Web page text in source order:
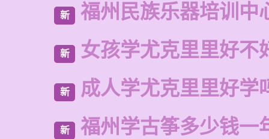
新 福州民族乐器培训中
新 女孩学尤克里里好不
新 成人学尤克里里好学
新 福州学古筝多少钱一